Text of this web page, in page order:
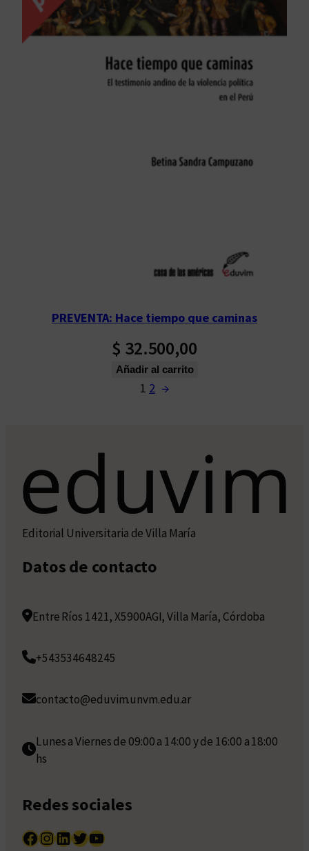
PREVENTA: Hace tiempo que caminas
$ 32.500,00
Añadir al carrito
1 2 →
Editorial Universitaria de Villa María
Datos de contacto
Entre Ríos 1421, X5900AGI, Villa María, Córdoba
+543534648245
contacto@eduvim.unvm.edu.ar
Lunes a Viernes de 09:00 a 14:00 y de 16:00 a 18:00
hs
Redes sociales
Facebook InstagramLinkedIn Twitter YouTube